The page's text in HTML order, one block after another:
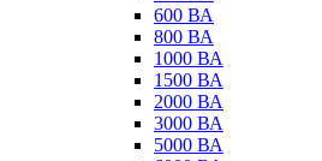
600 ВА
800 ВА
1000 ВА
1500 ВА
2000 ВА
3000 ВА
5000 ВА